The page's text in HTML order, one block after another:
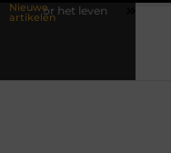
Nieuwe
artikelen
leven Waarom online